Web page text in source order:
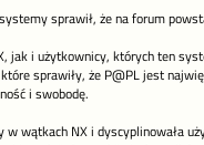
sprawił, że na forum
jak i użytkownicy, których ten
sprawiły, że P@PL jest
i swobodę.
wątkach NX i dyscyplinowała